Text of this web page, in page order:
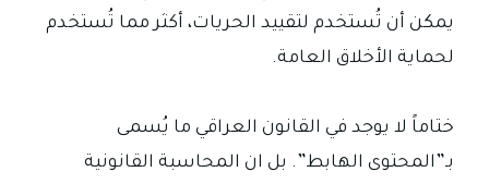
يمكن أن تُستخدم لتقييد الحريات، أكثر مما تُستخدم
لحماية الأخلاق العامة.
ختاماً لا يوجد في القانون العراقي ما يُسمى
بـ”المحتوى الهابط”. بل ان المحاسبة القانونية